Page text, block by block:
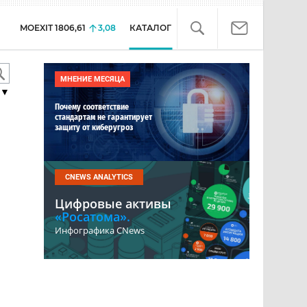
MOEXIT 1806,61 3,08 КАТАЛОГ
▼
МНЕНИЕ МЕСЯЦА
Почему соответствие
стандартам не гарантирует
защиту от киберугроз
CNEWS ANALYTICS
Цифровые активы
«Росатома».
Инфографика CNews